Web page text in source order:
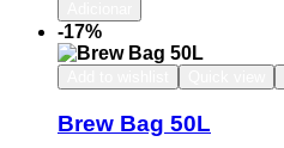
-17%
Brew Bag 50L